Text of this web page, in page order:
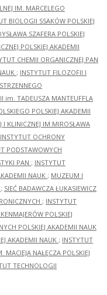
IM. MARCELEGO
BIOLOGII SSAKÓW POLSKIEJ
SZAFERA POLSKIEJ
POLSKIEJ AKADEMII
CHEMII ORGANICZNEJ PAN
; INSTYTUT FILOZOFII I
im. TADEUSZA MANTEUFFLA
POLSKIEJ AKADEMII
I KLINICZNEJ IM.MIROSŁAWA
INSTYTUT OCHRONY
PODSTAWOWYCH
PAN ; INSTYTUT
NAUK ; MUZEUM I
; SIEĆ BADAWCZA ŁUKASIEWICZ
; INSTYTUT
POLSKIEJ
POLSKIEJ AKADEMII NAUK
AKADEMII NAUK ; INSTYTUT
MACIEJA NAŁĘCZA POLSKIEJ
TECHNOLOGII